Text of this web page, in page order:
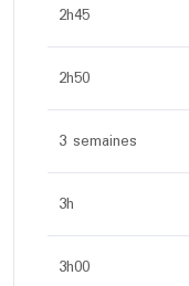
2h45
2h50
3 semaines
3h
3h00